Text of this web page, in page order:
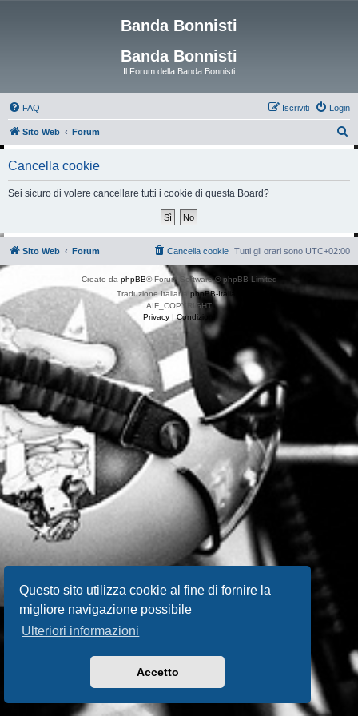
Questo sito utilizza cookie al fine di fornire la
migliore navigazione possibile
Ulteriori informazioni
Accetto
Banda Bonnisti
Banda Bonnisti
Il Forum della Banda Bonnisti
FAQ Login
Iscriviti
Sito Web Forum
Cancella cookie
Sei sicuro di volere cancellare tutti i cookie di questa Board?
Sito Web Forum Tutti gli orari sono UTC+02:00
Cancella cookie
Creato da phpBB® Forum Software © phpBB Limited
Traduzione Italiana phpBB-Italia.it
AIF_COPYRIGHT
Privacy | Condizioni